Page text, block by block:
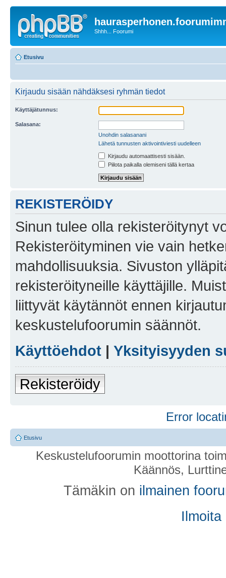
Shhh... Foorumi
Etusivu
Kirjaudu sisään nähdäksesi ryhmän tiedot
Käyttäjätunnus:
Salasana:
Unohdin salasanani
Lähetä tunnusten aktivointiviesti uudelleen
Kirjaudu automaattisesti sisään.
Piilota paikalla olemiseni tällä kertaa
REKISTERÖIDY
Sinun tulee olla rekisteröitynyt
Rekisteröityminen vie vain
mahdollisuuksia. Sivuston
rekisteröityneille käyttäjille.
liittyvät käytännöt ennen
keskustelufoorumin säännöt.
Käyttöehdot | Yksityisyyden
Rekisteröidy
Error
Etusivu
Keskustelufoorumin moottorina
Käännös,
Tämäkin on ilmainen